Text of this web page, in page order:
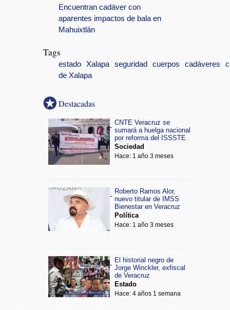
Encuentran cadáver con
aparentes impactos de bala en
Mahuixtlán
Tags
estado Xalapa seguridad cuerpos cadáveres
de Xalapa
Destacadas
CNTE Veracruz se
sumará a huelga nacional
por reforma del ISSSTE
Sociedad
Hace: 1 año 3 meses
Roberto Ramos Alor,
nuevo titular de IMSS
Bienestar en Veracruz
Política
Hace: 1 año 3 meses
El historial negro de
Jorge Winckler, exfiscal
de Veracruz
Estado
Hace: 4 años 1 semana